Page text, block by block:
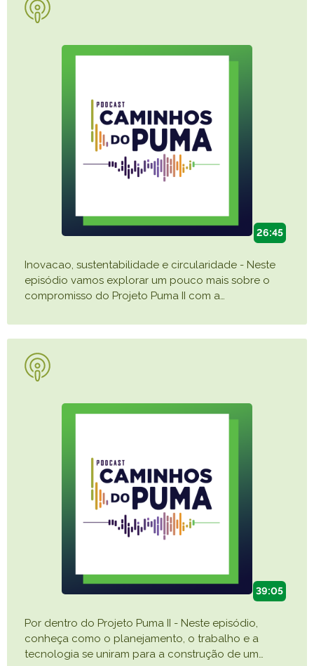
26:45
Inovacao, sustentabilidade e circularidade - Neste
episódio vamos explorar um pouco mais sobre o
compromisso do Projeto Puma II com a…
39:05
Por dentro do Projeto Puma II - Neste episódio,
conheça como o planejamento, o trabalho e a
tecnologia se uniram para a construção de um…